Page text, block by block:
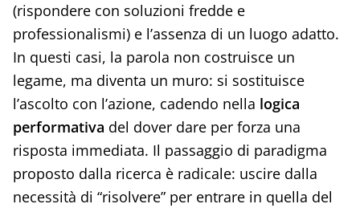
(rispondere con soluzioni fredde e
professionalismi) e l’assenza di un luogo adatto.
In questi casi, la parola non costruisce un
legame, ma diventa un muro: si sostituisce
l’ascolto con l’azione, cadendo nella logica
performativa del dover dare per forza una
risposta immediata. Il passaggio di paradigma
proposto dalla ricerca è radicale: uscire dalla
necessità di “risolvere” per entrare in quella del